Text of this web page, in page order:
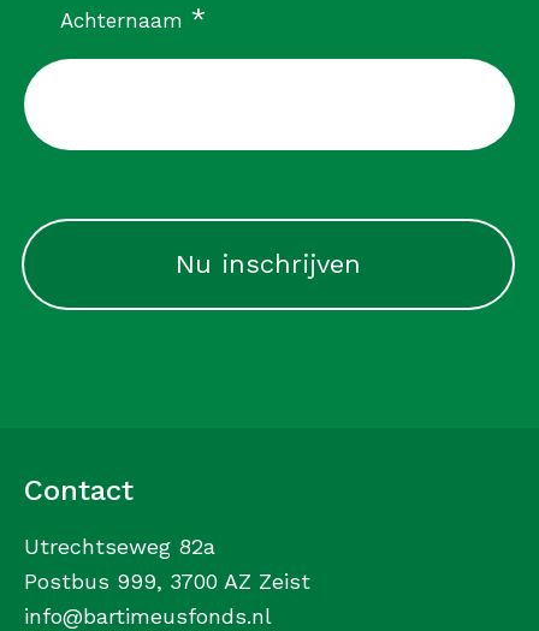
Achternaam *verplicht
Contact
Utrechtseweg 82a
Postbus 999, 3700 AZ Zeist
info@bartimeusfonds.nl